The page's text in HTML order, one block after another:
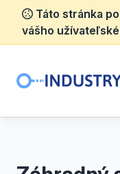
Táto stránka
vášho